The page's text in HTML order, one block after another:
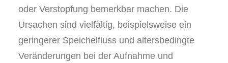
oder Verstopfung bemerkbar machen. Die
Ursachen sind vielfältig, beispielsweise ein
geringerer Speichelfluss und altersbedingte
Veränderungen bei der Aufnahme und